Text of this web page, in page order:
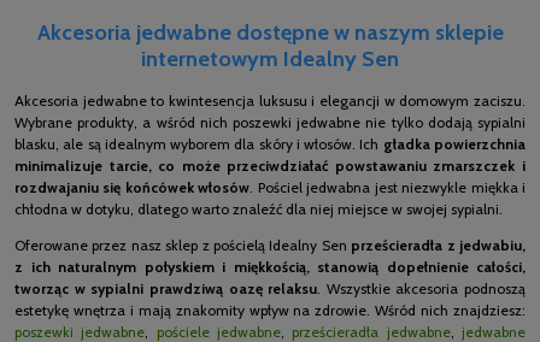
Akcesoria jedwabne dostępne w naszym sklepie
internetowym Idealny Sen
Akcesoria jedwabne to kwintesencja luksusu i elegancji w domowym zaciszu.
Wybrane produkty, a wśród nich poszewki jedwabne nie tylko dodają sypialni
blasku, ale są idealnym wyborem dla skóry i włosów. Ich gładka powierzchnia
minimalizuje tarcie, co może przeciwdziałać powstawaniu zmarszczek i
rozdwajaniu się końcówek włosów . Pościel jedwabna jest niezwykle miękka i
chłodna w dotyku, dlatego warto znaleźć dla niej miejsce w swojej sypialni.
Oferowane przez nasz sklep z pościelą Idealny Sen prześcieradła z jedwabiu,
z ich naturalnym połyskiem i miękkością, stanowią dopełnienie całości,
tworząc w sypialni prawdziwą oazę relaksu . Wszystkie akcesoria podnoszą
estetykę wnętrza i mają znakomity wpływ na zdrowie. Wśród nich znajdziesz:
poszewki jedwabne
pościele jedwabne prześcieradła jedwabne, jedwabne